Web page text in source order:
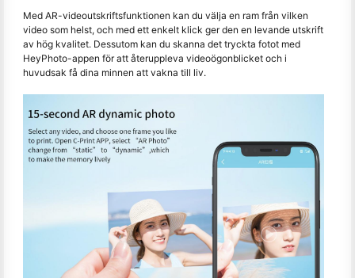
Med AR-videoutskriftsfunktionen kan du välja en ram från vilken
video som helst, och med ett enkelt klick ger den en levande utskrift
av hög kvalitet. Dessutom kan du skanna det tryckta fotot med
HeyPhoto-appen för att återuppleva videoögonblicket och i
huvudsak få dina minnen att vakna till liv.